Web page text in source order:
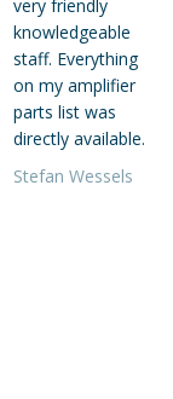
very friendly
knowledgeable
staff. Everything
on my amplifier
parts list was
directly available.
Stefan Wessels